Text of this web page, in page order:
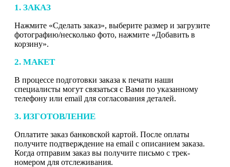
1. ЗАКАЗ
Нажмите «Сделать заказ», выберите размер и загрузите
фотографию/несколько фото, нажмите «Добавить в
корзину».
2. МАКЕТ
В процессе подготовки заказа к печати наши
специалисты могут связаться с Вами по указанному
телефону или email для согласования деталей.
3. ИЗГОТОВЛЕНИЕ
Оплатите заказ банковской картой. После оплаты
получите подтверждение на email с описанием заказа.
Когда отправим заказ вы получите письмо с трек-
номером для отслеживания.